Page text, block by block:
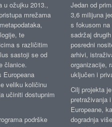
u ožujku 2013.,
mrežama
te
s različitim
sastoji se od
članice.
Europeana
veliku količinu
učiniti dostupnim
podrške
Jedan od
3,6 milijuna
s fokusom
sadržaj
posredni
arhivi,
organizacije,
uključen i
Cilj projekta
pretraživanja
Europeane,
dogradnja